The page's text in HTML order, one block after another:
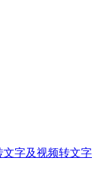
文字及视频转文字